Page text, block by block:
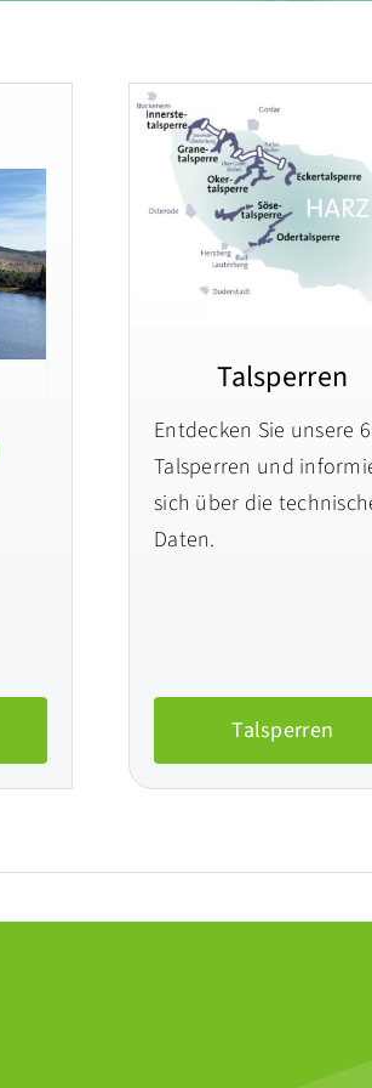
Talsperren
Entdecken Sie unsere 6
Talsperren und
sich über die
Daten.
Talsperren